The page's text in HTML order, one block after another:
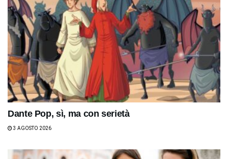
Dante Pop, sì, ma con serietà
3 AGOSTO 2026